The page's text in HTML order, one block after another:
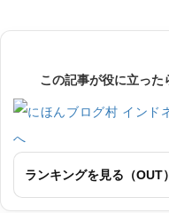
この記事が役に立っ
ランキングを見る（OUT）